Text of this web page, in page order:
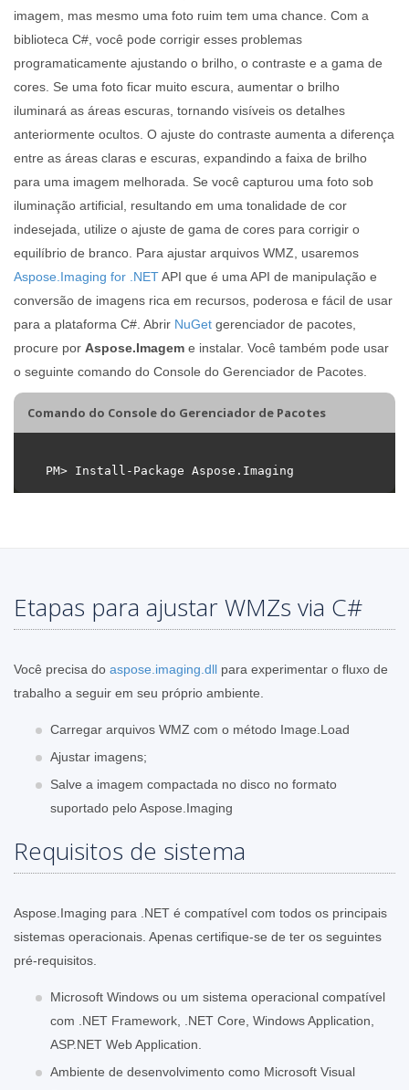
imagem, mas mesmo uma foto ruim tem uma chance. Com a
biblioteca C#, você pode corrigir esses problemas
programaticamente ajustando o brilho, o contraste e a gama de
cores. Se uma foto ficar muito escura, aumentar o brilho
iluminará as áreas escuras, tornando visíveis os detalhes
anteriormente ocultos. O ajuste do contraste aumenta a diferença
entre as áreas claras e escuras, expandindo a faixa de brilho
para uma imagem melhorada. Se você capturou uma foto sob
iluminação artificial, resultando em uma tonalidade de cor
indesejada, utilize o ajuste de gama de cores para corrigir o
equilíbrio de branco. Para ajustar arquivos WMZ, usaremos
Aspose.Imaging for .NETAPI que é uma API de manipulação e
conversão de imagens rica em recursos, poderosa e fácil de usar
para a plataforma C#. Abrir NuGet gerenciador de pacotes,
procure por Aspose.Imagem e instalar. Você também pode usar
o seguinte comando do Console do Gerenciador de Pacotes.
Comando do Console do Gerenciador de Pacotes
Etapas para ajustar WMZs via C#
Você precisa do aspose.imaging.dll para experimentar o fluxo de
trabalho a seguir em seu próprio ambiente.
Carregar arquivos WMZ com o método Image.Load
Ajustar imagens;
Salve a imagem compactada no disco no formato
suportado pelo Aspose.Imaging
Requisitos de sistema
Aspose.Imaging para .NET é compatível com todos os principais
sistemas operacionais. Apenas certifique-se de ter os seguintes
pré-requisitos.
Microsoft Windows ou um sistema operacional compatível
com .NET Framework, .NET Core, Windows Application,
ASP.NET Web Application.
Ambiente de desenvolvimento como Microsoft Visual